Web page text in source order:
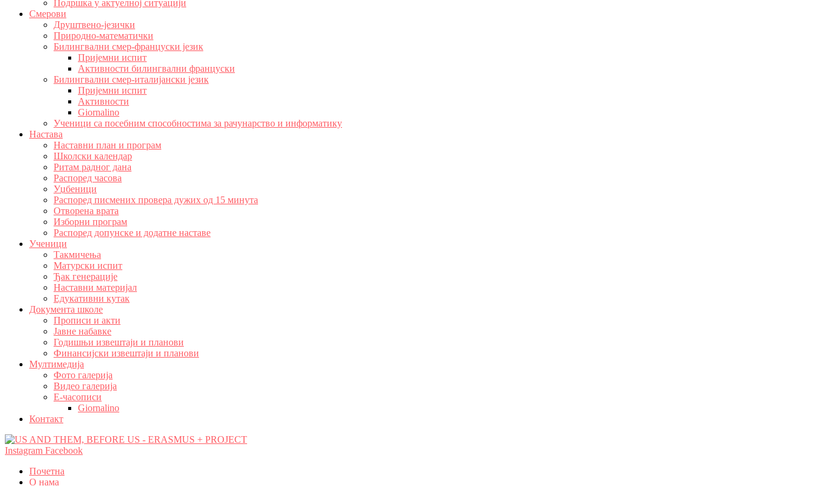
Подршка у актуелној ситуацији
Смерови
Друштвено-језички
Природно-математички
Билингвални смер-француски језик
Пријемни испит
Активности билингвални француски
Билингвални смер-италијански језик
Пријемни испит
Активности
Giornalino
Ученици са посебним способностима за рачунарство и информатику
Настава
Наставни план и програм
Школски календар
Ритам радног дана
Распоред часова
Уџбеници
Распоред писмених провера дужих од 15 минута
Отворена врата
Изборни програм
Распоред допунске и додатне наставе
Ученици
Такмичења
Матурски испит
Ђак генерације
Наставни материјал
Едукативни кутак
Документа школе
Прописи и акти
Јавне набавке
Годишњи извештаји и планови
Финансијски извештаји и планови
Мултимедија
Фото галерија
Видео галерија
Е-часописи
Giornalino
Контакт
Instagram Facebook
Почетна
О нама